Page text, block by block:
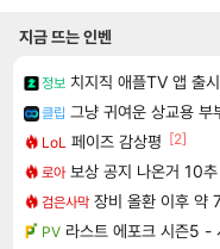
지금 뜨는 인벤
정보 치지직 애플TV 앱 출시
클립 그냥 귀여운 상교용 부
LoL 페이즈 감상평 [2]
로아 보상 공지 나온거 10
검은사막 장비 올환 이후 약
PV 라스트 에포크 시즌5 -